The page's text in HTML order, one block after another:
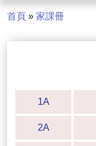
首頁 » 家課冊
1A
2A